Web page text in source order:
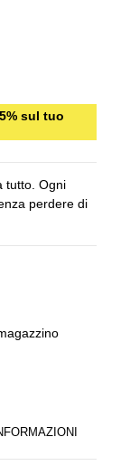
sul tuo
tutto. Ogni
perdere di